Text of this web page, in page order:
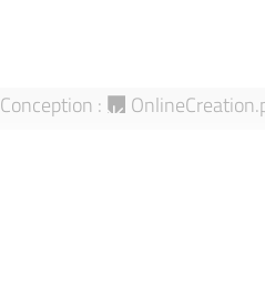
Conception :